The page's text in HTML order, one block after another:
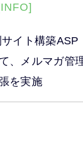
イト構築ASP
、メルマガ管
を実施